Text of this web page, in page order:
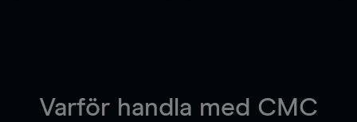
Varför handla med CMC